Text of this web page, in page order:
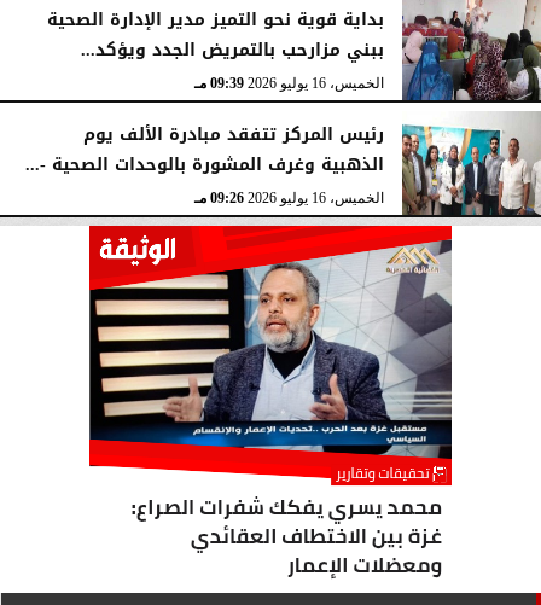
بداية قوية نحو التميز مدير الإدارة الصحية
ببني مزارحب بالتمريض الجدد ويؤكد...
الخميس، 16 يوليو 2026 09:39 مـ
رئيس المركز تتفقد مبادرة الألف يوم
الذهبية وغرف المشورة بالوحدات الصحية -...
الخميس، 16 يوليو 2026 09:26 مـ